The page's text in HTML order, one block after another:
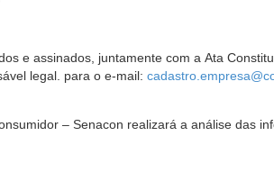
e assinados, juntamente com a Ata
legal. para o e-mail:
– Senacon realizará a análise das